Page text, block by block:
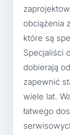
obciążenia
które są
Specjaliści
dobierają
zapewnić
wiele lat.
łatwego